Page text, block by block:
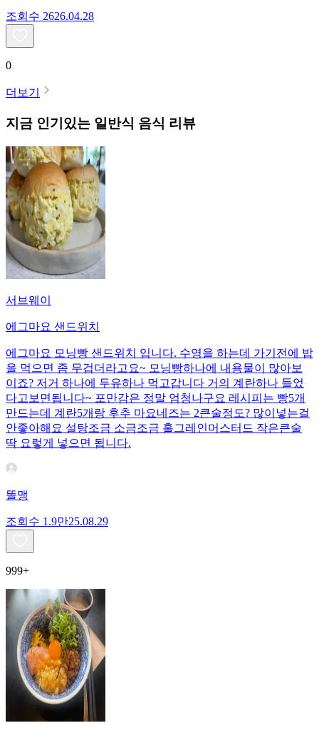
조회수 2626.04.28
0
더보기
지금 인기있는 일반식 음식 리뷰
서브웨이
에그마요 샌드위치
에그마요 모닝빵 샌드위치 입니다. 수영을 하는데 가기전에 밥
을 먹으면 좀 무겁더라고요~ 모닝빵하나에 내용물이 많아보
이죠? 저거 하나에 두유하나 먹고갑니다 거의 계란하나 들었
다고보면됩니다~ 포만감은 정말 엄청나구요 레시피는 빵5개
만드는데 계란5개랑 후추 마요네즈는 2큰술정도? 많이넣는걸
안좋아해요 설탕조금 소금조금 홀그레인머스터드 작은큰술
딱 요렇게 넣으면 됩니다.
똘맹
조회수 1.9만25.08.29
999+